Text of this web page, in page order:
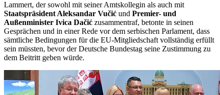
Lammert, der sowohl mit seiner Amtskollegin als auch mit
Staatspräsident Aleksandar Vučić und Premier- und
Außenminister Ivica Dačić zusammentraf, betonte in seinen
Gesprächen und in einer Rede vor dem serbischen Parlament, dass
sämtliche Bedingungen für die EU-Mitgliedschaft vollständig erfüllt
sein müssten, bevor der Deutsche Bundestag seine Zustimmung zu
dem Beitritt geben würde.